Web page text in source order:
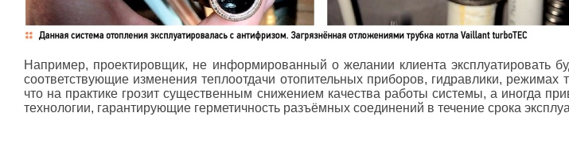
Например, проектировщик, не информированный о желании клиента эксплуатировать
соответствующие изменения теплоотдачи отопительных приборов, гидравлики,
что на практике грозит существенным снижением качества работы системы, а иногда
технологии, гарантирующие герметичность разъёмных соединений в течение срока